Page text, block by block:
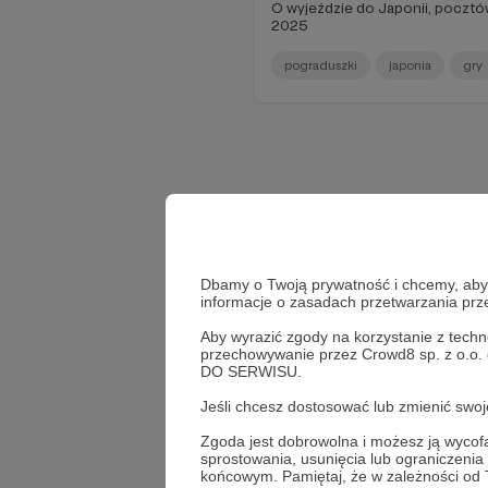
Dbamy o Twoją prywatność i chcemy,
informacje o zasadach przetwarzania
Aby wyrazić zgody na korzystanie z
przechowywanie przez Crowd8 sp. z
DO SERWISU.
Jeśli chcesz dostosować lub zmienić
Zgoda jest dobrowolna i możesz ją
sprostowania, usunięcia lub
końcowym. Pamiętaj, że w zależności
O wyjeździe do Japonii,
2025
pograduszki japonia gry